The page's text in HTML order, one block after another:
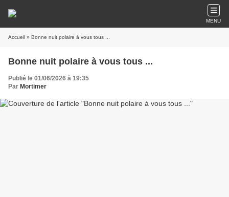
MENU
Accueil » Bonne nuit polaire à vous tous ...
Bonne nuit polaire à vous tous ...
Publié le 01/06/2026 à 19:35
Par Mortimer